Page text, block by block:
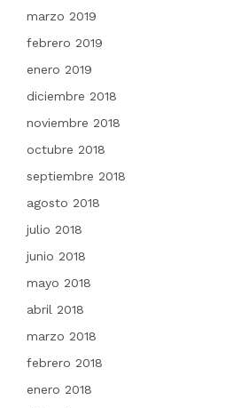
marzo 2019
febrero 2019
enero 2019
diciembre 2018
noviembre 2018
octubre 2018
septiembre 2018
agosto 2018
julio 2018
junio 2018
mayo 2018
abril 2018
marzo 2018
febrero 2018
enero 2018